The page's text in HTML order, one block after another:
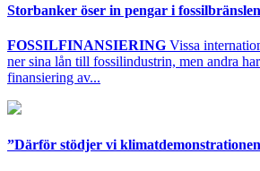
Storbanker öser in pengar i
FOSSILFINANSIERING Vissa
ner sina lån till fossilindustrin, men andra
finansiering av...
”Därför stödjer vi